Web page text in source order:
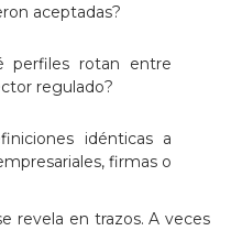
aceptadas?
perfiles rotan entre
regulado?
idénticas a
firmas o
revela en trazos. A veces